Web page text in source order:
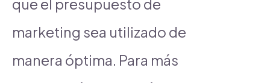
que el presupuesto de
marketing sea utilizado de
manera óptima. Para más